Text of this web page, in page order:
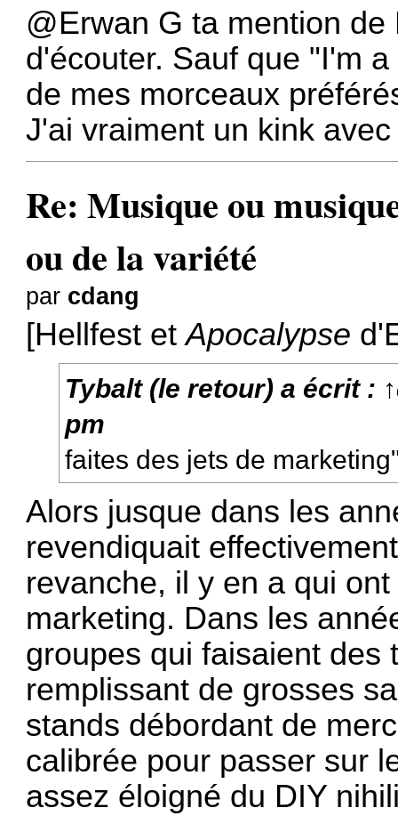
@Erwan G ta mention de
d'écouter. Sauf que "I'm
de mes morceaux
J'ai vraiment un kink
Re: Musique ou
ou de la variété
par cdang
[Hellfest etApocalypse
Tybalt (le retour) a écrit : ↑
pm
faites des jets de
Alors jusque dans les
revendiquait
revanche, il y en a qui
marketing. Dans les
groupes qui faisaient des
remplissant de grosses
stands débordant de
calibrée pour passer sur
assez éloigné du DIY